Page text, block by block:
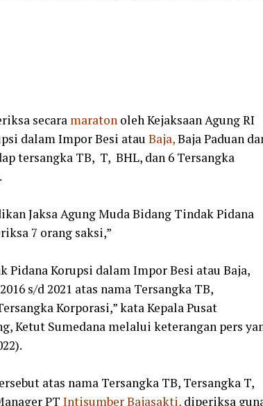
secara maraton oleh Kejaksaan Agung RI
dalam Impor Besi atau Baja,Baja Paduan
tersangka TB, T, BHL, dan 6 Tersangka
Jaksa Agung Muda Bidang Tindak Pidana
7 orang saksi,”
Pidana Korupsi dalam Impor Besi atau Baja,
s/d 2021 atas nama Tersangka TB,
Korporasi,” kata Kepala Pusat
Ketut Sumedana melalui keterangan pers
atas nama Tersangka TB, Tersangka T,
PT Intisumber Bajasakti, diperiksa